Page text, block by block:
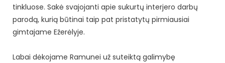
tinkluose. Sakė svajojanti apie sukurtų interjero darbų
parodą, kurią būtinai taip pat pristatytų pirmiausiai
gimtajame Ežerėlyje.
Labai dėkojame Ramunei už suteiktą galimybę